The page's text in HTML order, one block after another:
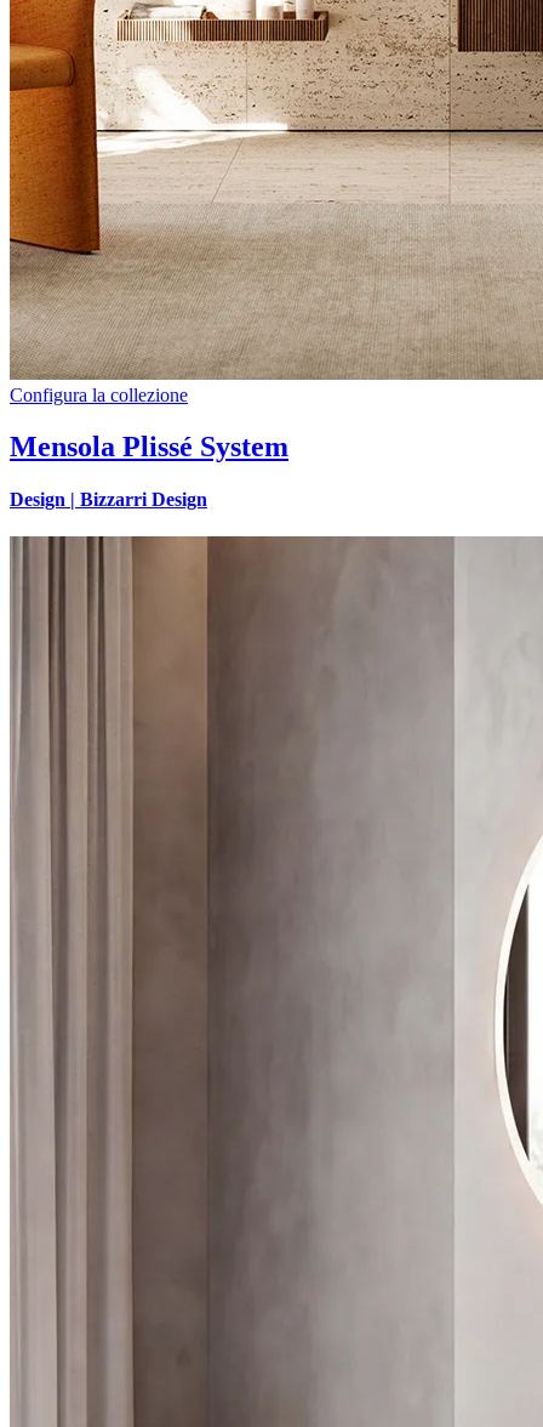
Configura la collezione
Mensola Plissé System
Design | Bizzarri Design